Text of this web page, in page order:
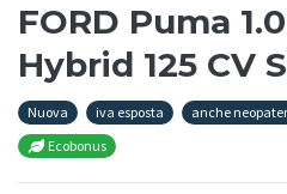
FORD Puma
Hybrid 125 CV
Nuova iva esposta anche
Ecobonus